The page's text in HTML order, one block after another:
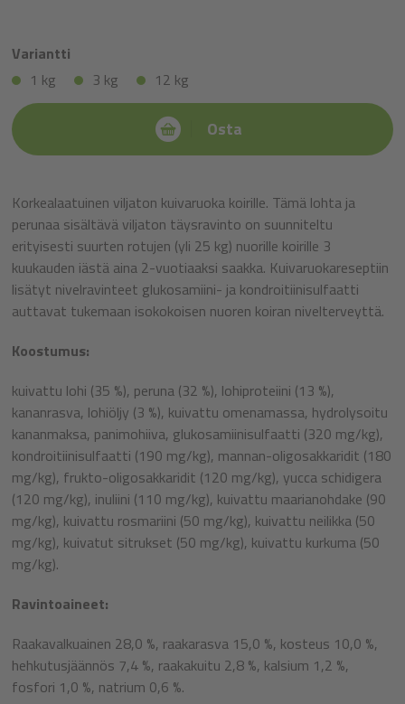
Variantti
1 kg
3 kg 12 kg
Osta
Korkealaatuinen viljaton kuivaruoka koirille. Tämä lohta ja
perunaa sisältävä viljaton täysravinto on suunniteltu
erityisesti suurten rotujen (yli 25 kg) nuorille koirille 3
kuukauden iästä aina 2-vuotiaaksi saakka. Kuivaruokareseptiin
lisätyt nivelravinteet glukosamiini- ja kondroitiinisulfaatti
auttavat tukemaan isokokoisen nuoren koiran nivelterveyttä.
Koostumus:
kuivattu lohi (35 %), peruna (32 %), lohiproteiini (13 %),
kananrasva, lohiöljy (3 %), kuivattu omenamassa, hydrolysoitu
kananmaksa, panimohiiva, glukosamiinisulfaatti (320 mg/kg),
kondroitiinisulfaatti (190 mg/kg), mannan-oligosakkaridit (180
mg/kg), frukto-oligosakkaridit (120 mg/kg), yucca schidigera
(120 mg/kg), inuliini (110 mg/kg), kuivattu maarianohdake (90
mg/kg), kuivattu rosmariini (50 mg/kg), kuivattu neilikka (50
mg/kg), kuivatut sitrukset (50 mg/kg), kuivattu kurkuma (50
mg/kg).
Ravintoaineet:
Raakavalkuainen 28,0 %, raakarasva 15,0 %, kosteus 10,0 %,
hehkutusjäännös 7,4 %, raakakuitu 2,8 %, kalsium 1,2 %,
fosfori 1,0 %, natrium 0,6 %.